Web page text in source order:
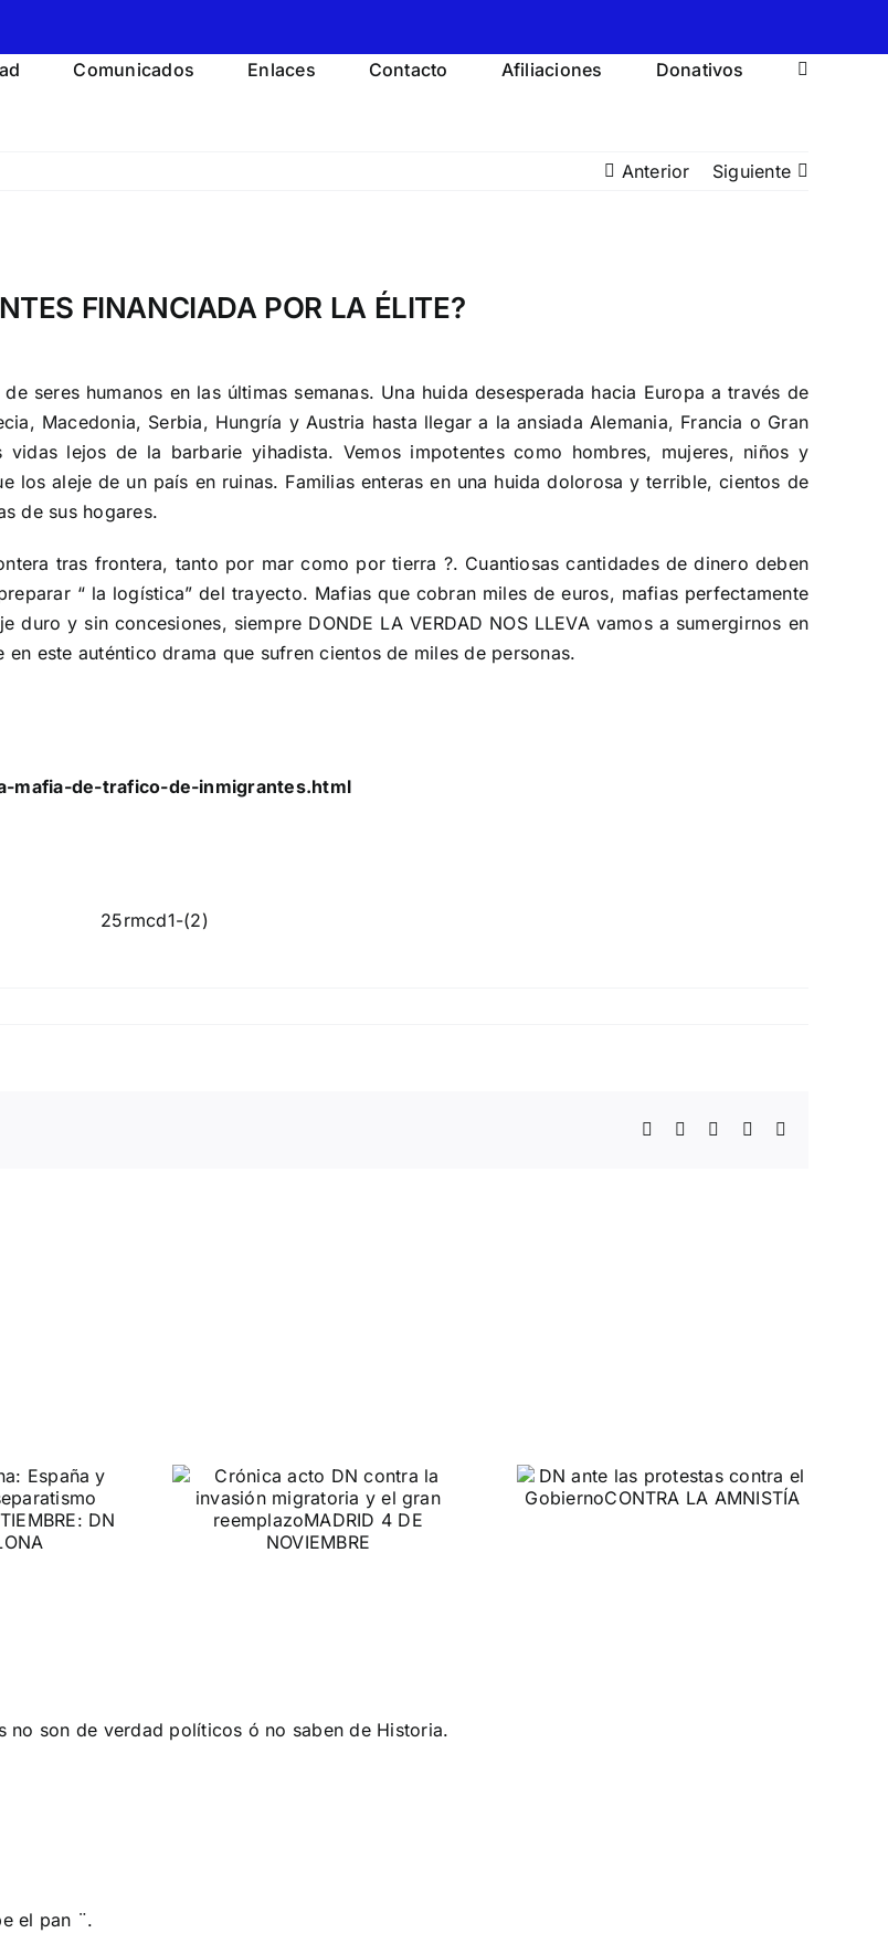
Comunicados Enlaces Contacto Afiliaciones Donativos
Anterior Siguiente
FINANCIADA POR LA ÉLITE?
seres humanos en las últimas semanas. Una huida desesperada hacia Europa a través de
Macedonia, Serbia, Hungría y Austria hasta llegar a la ansiada Alemania, Francia o Gran
lejos de la barbarie yihadista. Vemos impotentes como hombres, mujeres, niños y
los aleje de un país en ruinas. Familias enteras en una huida dolorosa y terrible, cientos de
de sus hogares.
tras frontera, tanto por mar como por tierra ?. Cuantiosas cantidades de dinero deben
“ la logística” del trayecto. Mafias que cobran miles de euros, mafias perfectamente
y sin concesiones, siempre DONDE LA VERDAD NOS LLEVA vamos a sumergirnos en
este auténtico drama que sufren cientos de miles de personas.
mafia-de-trafico-de-inmigrantes.html
Facebook
TwitterWhatsAppTelegram
acto DN
invasión
y el
DN ante las
protestas contra el
Gobierno
no son de verdad políticos ó no saben de Historia.
el pan ¨.